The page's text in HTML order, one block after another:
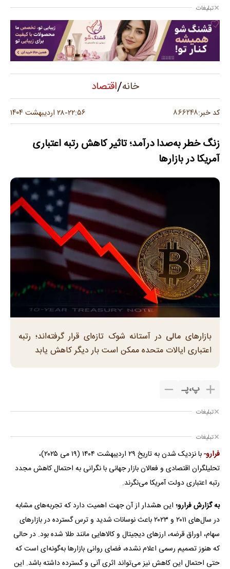
تبلیغات
خانه/اقتصاد
کد خبر:۸۶۶۲۴۸ ۲۲:۵۶-۲۸ اردیبهشت ۱۴۰۴
زنگ خطر به‌صدا درآمد؛ تاثیر کاهش رتبه اعتباری
آمریکا در بازارها
بازارهای مالی در آستانه شوک تازه‌ای قرار گرفته‌اند؛ رتبه
اعتباری ایالات متحده ممکن است بار دیگر کاهش یابد
پ،پـ
تبلیغات
تبلیغات
فرارو-
با نزدیک شدن به تاریخ ۲۹ اردیبهشت ۱۴۰۴ (۱۹ می ۲۰۲۵)،
تحلیلگران اقتصادی و فعالان بازار جهانی با نگرانی به احتمال کاهش مجدد
رتبه اعتباری دولت آمریکا می‌نگرند.
به گزارش فرارو؛ این هشدار از آن جهت اهمیت دارد که تجربه‌های مشابه
در سال‌های ۲۰۱۱ و ۲۰۲۳ باعث نوسانات شدید و ترس گسترده در بازارهای
سهام، اوراق قرضه، ارزهای دیجیتال و کالاهایی مانند طلا شده بود. در حالی
که هنوز تصمیم رسمی اعلام نشده، فضای روانی بازارها به‌گونه‌ای است که
حتی احتمال این کاهش نیز می‌تواند اثری آنی و گسترده داشته باشد. این